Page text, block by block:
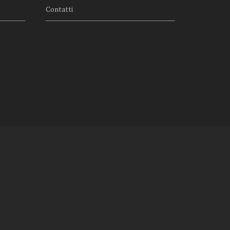
Contatti